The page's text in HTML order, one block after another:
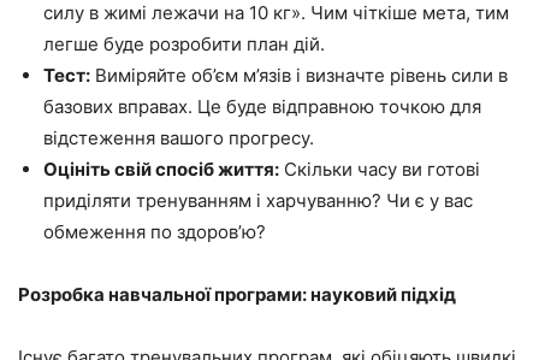
силу в жимі лежачи на 10 кг». Чим чіткіше мета, тим
легше буде розробити план дій.
Тест: Виміряйте об’єм м’язів і визначте рівень сили в
базових вправах. Це буде відправною точкою для
відстеження вашого прогресу.
Оцініть свій спосіб життя: Скільки часу ви готові
приділяти тренуванням і харчуванню? Чи є у вас
обмеження по здоров’ю?
Розробка навчальної програми: науковий підхід